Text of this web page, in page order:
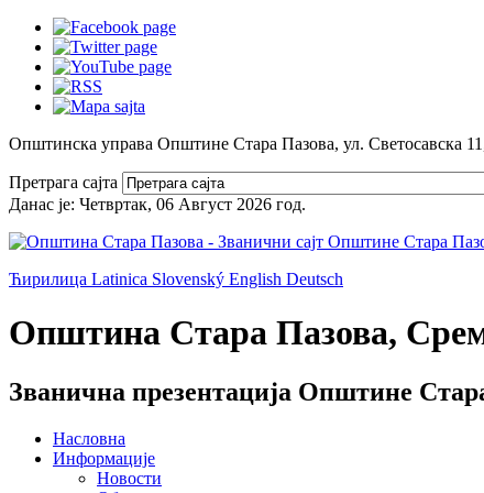
Општинска управа Општине Стара Пазова, ул. Светосавска
Претрага сајта
Данас је: Четвртак, 06 Август 2026 год.
Ћирилица Latinica Slovenský English Deutsch
Општина Стара Пазова,
Званична презентација Општине
Насловна
Информације
Новости